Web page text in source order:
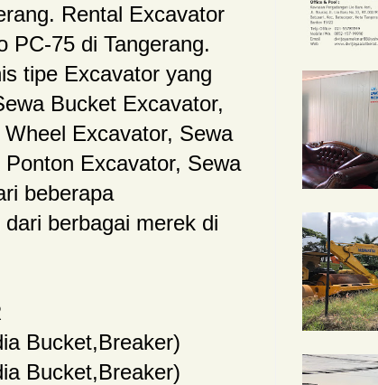
Rental Excavator
PC-75 di Tangerang.
tipe Excavator yang
Bucket Excavator,
Excavator, Sewa
Excavator, Sewa
beberapa
berbagai merek di
Bucket,Breaker)
Bucket,Breaker)